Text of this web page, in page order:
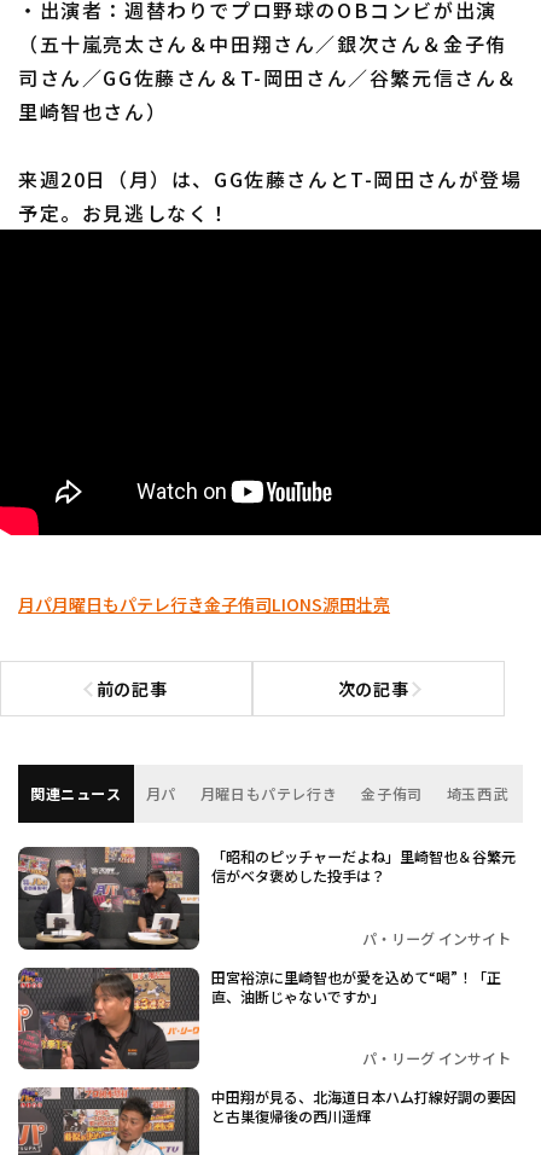
・出演者：週替わりでプロ野球のOBコンビが出演
（五十嵐亮太さん＆中田翔さん／銀次さん＆金子侑
司さん／GG佐藤さん＆T-岡田さん／谷繁元信さん＆
里崎智也さん）
来週20日（月）は、GG佐藤さんとT-岡田さんが登場
予定。お見逃しなく！
月パ月曜日もパテレ行き金子侑司LIONS源田壮亮
前の記事
前の記事へ 次の記事次の記事へ
関連ニュース 月パ 月曜日もパテレ行き 金子侑司 埼玉西武
「昭和のピッチャーだよね」里崎智也＆谷繁元
信がベタ褒めした投手は？
パ・リーグ インサイト
田宮裕涼に里崎智也が愛を込めて“喝”！「正
直、油断じゃないですか」
パ・リーグ インサイト
中田翔が見る、北海道日本ハム打線好調の要因
と古巣復帰後の西川遥輝